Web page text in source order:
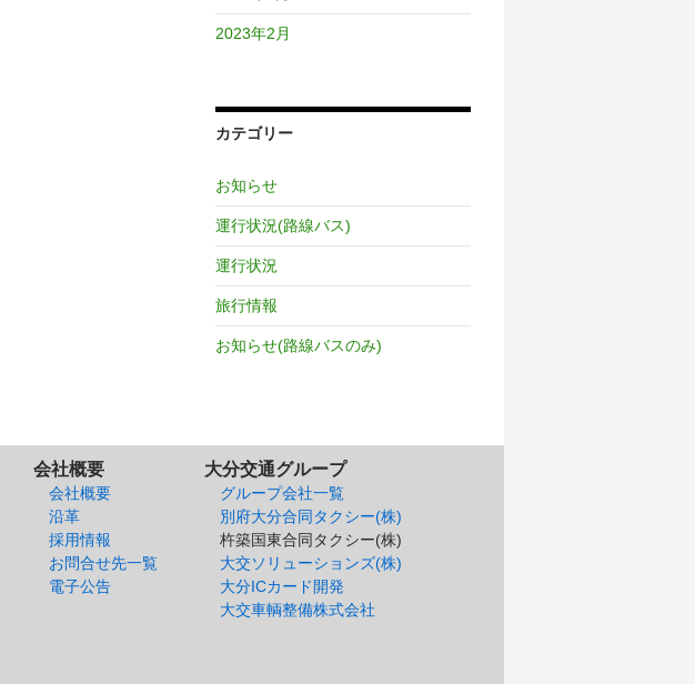
2023年2月
カテゴリー
お知らせ
運行状況(路線バス)
運行状況
旅行情報
お知らせ(路線バスのみ)
会社概要
会社概要
沿革
採用情報
お問合せ先一覧
電子公告
大分交通グループ
グループ会社一覧
別府大分合同タクシー(株)
杵築国東合同タクシー(株)
大交ソリューションズ(株)
大分ICカード開発
大交車輌整備株式会社